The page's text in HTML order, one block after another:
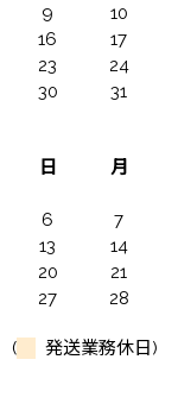
9
10
16
17
23
24
30
31
日
月
6
7
13
14
20
21
27
28
( 発送業務休日)